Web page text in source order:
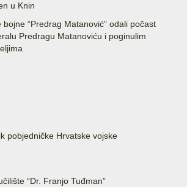
u Knin
bojne “Predrag Matanović” odali počast
Predragu Matanoviću i poginulim
pobjedničke Hrvatske vojske
“Dr. Franjo Tuđman”